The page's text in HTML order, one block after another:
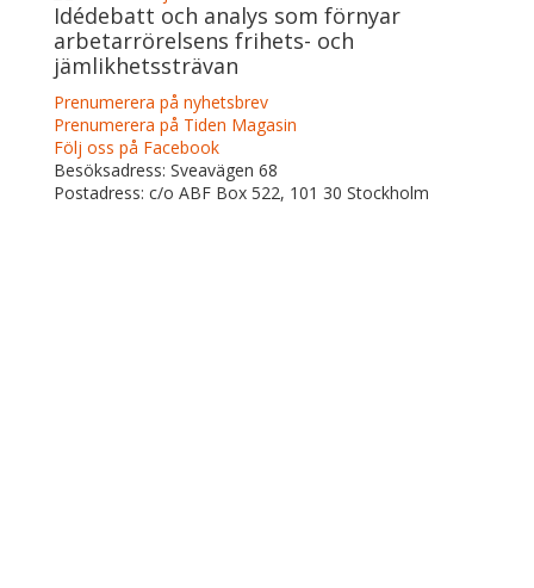
Idédebatt och analys som förnyar
arbetarrörelsens frihets- och
jämlikhetssträvan
Prenumerera på nyhetsbrev
Prenumerera på Tiden Magasin
Följ oss på Facebook
Besöksadress: Sveavägen 68
Postadress: c/o ABF Box 522, 101 30 Stockholm